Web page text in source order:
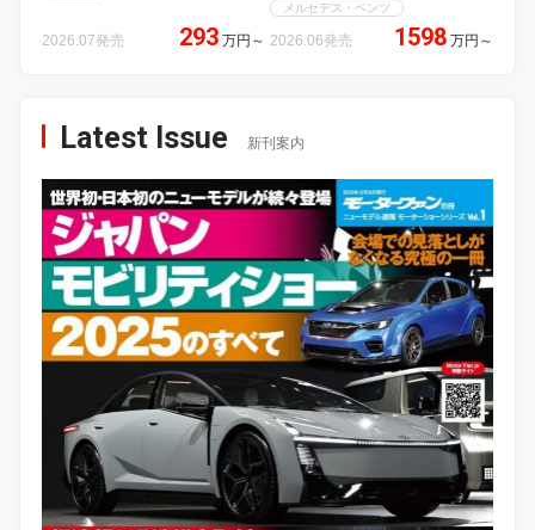
2026.07発売 293 万円 ～
メルセデス・ベンツ
2026.06発売 1598 万円 ～
Latest Issue 新刊案内